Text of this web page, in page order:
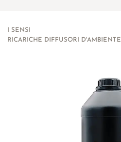
I SENSI
RICARICHE DIFFUSORI D'AMBIENTE